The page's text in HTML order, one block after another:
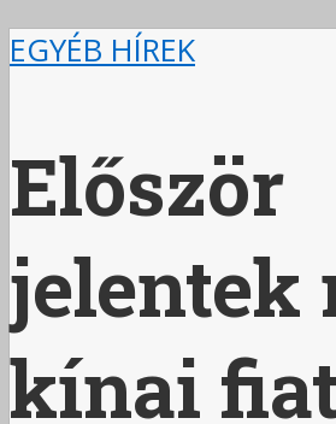
EGYÉB HÍREK
Először
jelentek
kínai